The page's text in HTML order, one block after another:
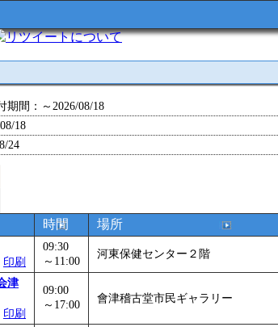
について
期間：～2026/08/18
18
24
28
01
09/07
09/11
競争でお土産をゲットせよ！ 」 受付期間：～2026/
14
28
時間 場所
印刷
09:30
～11:00
河東保健センター２階
津
印刷
09:00
～17:00
會津稽古堂市民ギャラリー